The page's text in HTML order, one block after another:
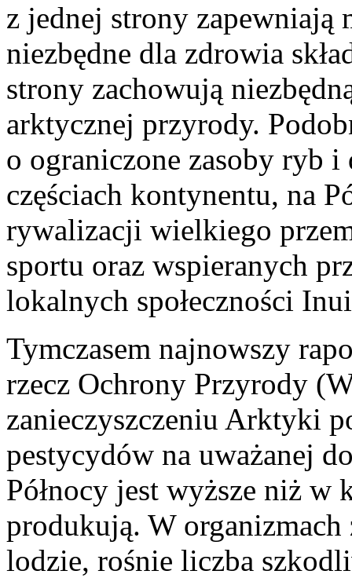
z jednej strony zapewniają
niezbędne dla zdrowia
strony zachowują
arktycznej przyrody.
o ograniczone zasoby ryb
częściach kontynentu, na
rywalizacji wielkiego
sportu oraz wspieranych
lokalnych społeczności
Tymczasem najnowszy
rzecz Ochrony Przyrody
zanieczyszczeniu Arktyki
pestycydów na uważanej
Północy jest wyższe niż
produkują. W
lodzie, rośnie liczba